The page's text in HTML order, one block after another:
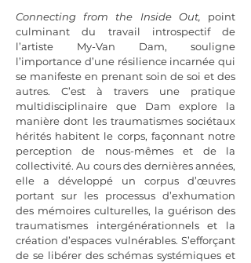
Connecting from the Inside Out, point
culminant du travail introspectif de
l’artiste My-Van Dam, souligne
l’importance d’une résilience incarnée qui
se manifeste en prenant soin de soi et des
autres. C’est à travers une pratique
multidisciplinaire que Dam explore la
manière dont les traumatismes sociétaux
hérités habitent le corps, façonnant notre
perception de nous-mêmes et de la
collectivité. Au cours des dernières années,
elle a développé un corpus d’œuvres
portant sur les processus d’exhumation
des mémoires culturelles, la guérison des
traumatismes intergénérationnels et la
création d’espaces vulnérables. S’efforçant
de se libérer des schémas systémiques et